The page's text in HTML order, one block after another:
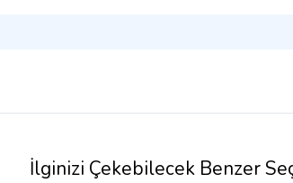
İlginizi Çekebilecek Benzer